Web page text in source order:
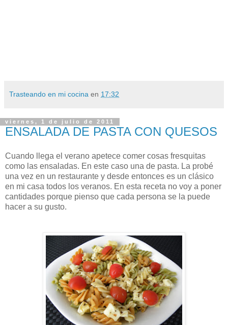
Trasteando en mi cocina en 17:32
viernes, 1 de julio de 2011
ENSALADA DE PASTA CON QUESOS
Cuando llega el verano apetece comer cosas fresquitas
como las ensaladas. En este caso una de pasta. La probé
una vez en un restaurante y desde entonces es un clásico
en mi casa todos los veranos. En esta receta no voy a poner
cantidades porque pienso que cada persona se la puede
hacer a su gusto.